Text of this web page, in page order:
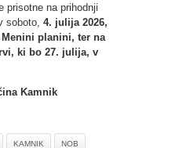
prisotne na prihodnji
soboto, 4. julija 2026,
planini, ter na
ki bo 27. julija, v
Kamnik
KAMNIK NOB